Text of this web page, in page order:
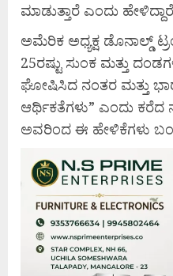
ಮಾಡುತ್ತಾರೆ ಎಂದು
ಅಮೆರಿಕ ಅಧ್ಯಕ್ಷ ಡೊನಾಲ್ಡ್
25ರಷ್ಟು ಸುಂಕ ಮತ್ತು
ಘೋಷಿಸಿದ ನಂತರ ಮತ್ತು
ಆರ್ಥಿಕತೆಗಳು” ಎಂದು ಕರೆದ
ಅವರಿಂದ ಈ ಹೇಳಿಕೆಗಳು